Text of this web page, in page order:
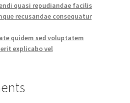
quasi repudiandae facilis
recusandae consequatur
quidem sed voluptatem
explicabo vel